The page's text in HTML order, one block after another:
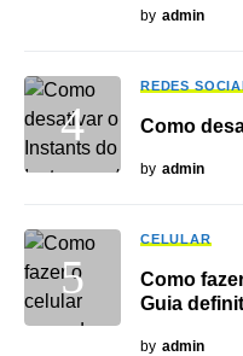
by admin
REDES
Como
by admin
CELULAR
Como
Guia
by admin